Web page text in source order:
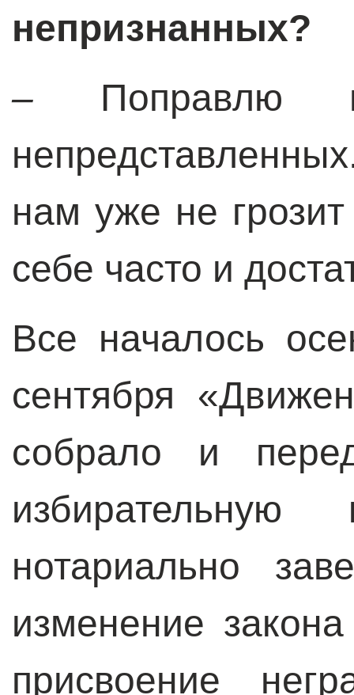
непризнанных?
–
нам уже не
себе часто и
Все началось
сентября
собрало и
нотариально
изменение
присвоение